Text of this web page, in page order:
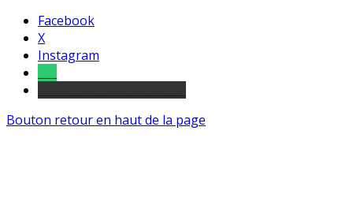
Facebook
X
Instagram
Bouton retour en haut de la page